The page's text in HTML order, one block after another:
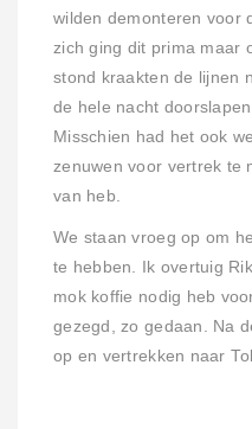
wilden demonteren voor
zich ging dit prima maar
stond kraakten de lijnen
de hele nacht
Misschien had het ook
zenuwen voor vertrek te
van heb.
We staan vroeg op om
te hebben. Ik overtuig
mok koffie nodig heb
gezegd, zo gedaan. Na
op en vertrekken naar